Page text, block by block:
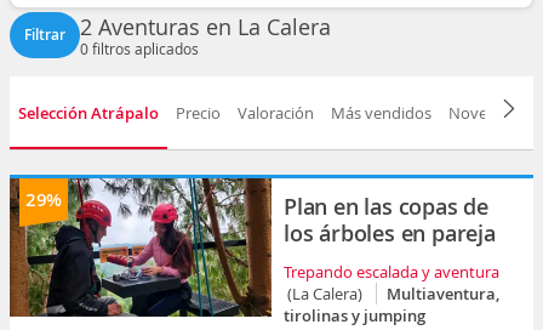
Filtrar 2 Aventuras en La Calera
0filtros aplicados
Selección Atrápalo Precio Valoración Más vendidos Novedad
29%
Plan en las copas de
los árboles en pareja
Trepando escalada y aventura
(La Calera)
Multiaventura,
tirolinas y jumping